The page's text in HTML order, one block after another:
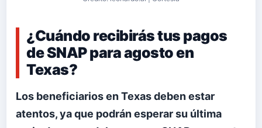
¿Cuándo recibirás tus pagos
de SNAP para agosto en
Texas?
Los beneficiarios en Texas deben estar
atentos, ya que podrán esperar su última